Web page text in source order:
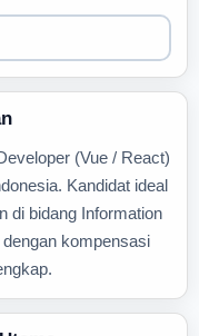
(Vue / React)
Kandidat ideal
di bidang Information
kompensasi